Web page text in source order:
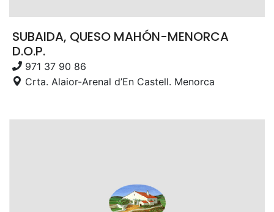
SUBAIDA, QUESO MAHÓN-MENORCA
D.O.P.
971 37 90 86
Crta. Alaior-Arenal d’En Castell. Menorca